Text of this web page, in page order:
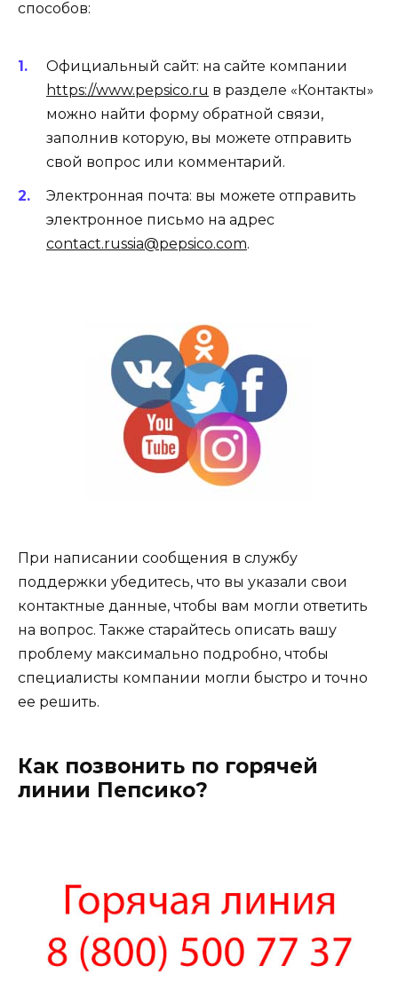
способов:
Официальный сайт: на сайте компании
https://www.pepsico.ru в разделе «Контакты»
можно найти форму обратной связи,
заполнив которую, вы можете отправить
свой вопрос или комментарий.
Электронная почта: вы можете отправить
электронное письмо на адрес
contact.russia@pepsico.com.
При написании сообщения в службу
поддержки убедитесь, что вы указали свои
контактные данные, чтобы вам могли ответить
на вопрос. Также старайтесь описать вашу
проблему максимально подробно, чтобы
специалисты компании могли быстро и точно
ее решить.
Как позвонить по горячей
линии Пепсико?